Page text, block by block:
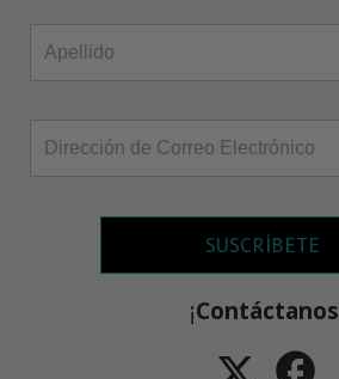
SUSCRÍBETE
¡Contáctanos